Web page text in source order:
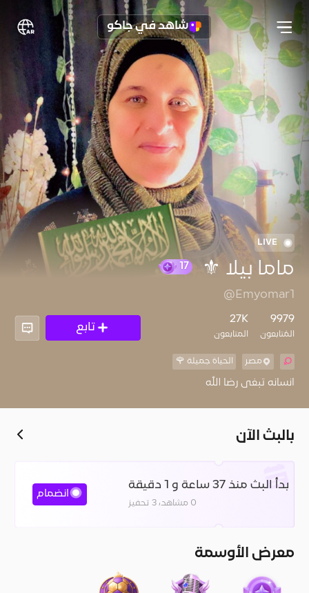
شاهد في جاكو
LIVE
ماما بيلا ⚜️
@Emyomar1
9979
المُتابعون
27K
المتابعون
تابع
مصر الحياة جميلة 🌹
انسانه تبغى رضا الله
بالبث الآن
بدأ البث منذ 37 ساعة و 1 دقيقة
0 مشاهد، 3 تحفيز
انضمام
معرض الأوسمة